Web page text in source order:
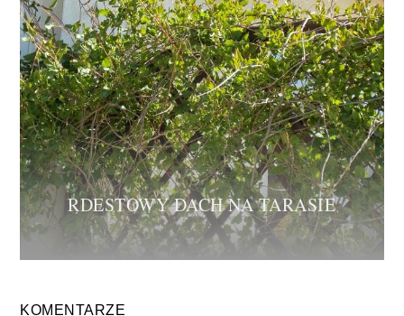
RDESTOWY DACH NA TARASIE
KOMENTARZE